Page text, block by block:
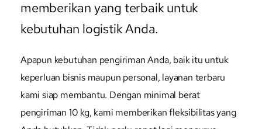
memberikan yang terbaik untuk
kebutuhan logistik Anda.
Apapun kebutuhan pengiriman Anda, baik itu untuk
keperluan bisnis maupun personal, layanan terbaru
kami siap membantu. Dengan minimal berat
pengiriman 10 kg, kami memberikan fleksibilitas yang